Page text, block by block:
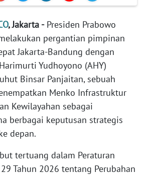
, Jakarta -Presiden Prabowo
pergantian pimpinan
Jakarta-Bandung dengan
Yudhoyono (AHY)
Binsar Panjaitan, sebuah
Menko Infrastruktur
Kewilayahan sebagai
berbagai keputusan strategis
depan.
tertuang dalam Peraturan
Tahun 2026 tentang Perubahan